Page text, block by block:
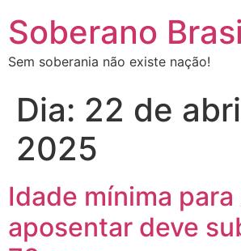
Soberano
Sem soberania não existe nação!
Dia: 22 de
2025
Idade mínima para
aposentar deve